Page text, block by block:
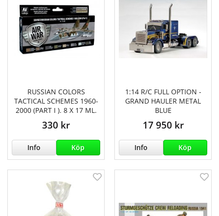
RUSSIAN COLORS
TACTICAL SCHEMES 1960-
2000 (PART I ). 8 X 17 ML.
330 kr
Info Köp
1:14 R/C FULL OPTION -
GRAND HAULER METAL
BLUE
17 950 kr
Info Köp